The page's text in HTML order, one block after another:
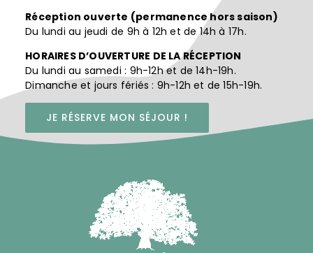
Réception ouverte (permanence hors saison)
Du lundi au jeudi de 9h à 12h et de 14h à 17h.
HORAIRES D’OUVERTURE DE LA RÉCEPTION
Du lundi au samedi : 9h-12h et de 14h-19h.
Dimanche et jours fériés : 9h-12h et de 15h-19h.
JE RÉSERVE MON SÉJOUR !